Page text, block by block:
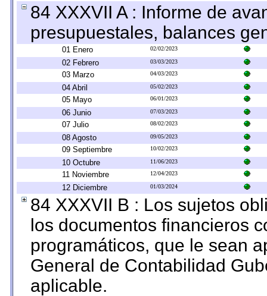
84 XXXVII A : Informe de
presupuestales, balances
01 Enero 02/02/2023
02 Febrero 03/03/2023
03 Marzo 04/03/2023
04 Abril 05/02/2023
05 Mayo 06/01/2023
06 Junio 07/03/2023
07 Julio 08/02/2023
08 Agosto 09/05/2023
09 Septiembre 10/02/2023
10 Octubre 11/06/2023
11 Noviembre 12/04/2023
12 Diciembre 01/03/2024
84 XXXVII B : Los sujetos
los documentos financieros
programáticos, que le sean
General de Contabilidad
aplicable.